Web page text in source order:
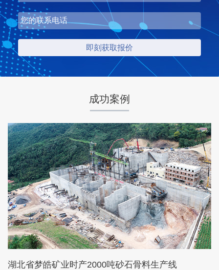
成功案例
湖北省中昇东浩荆门建材时产500-600吨机制砂项目
项目坐标
湖北省荆门市
设计产能
时产500-600吨
项目业主
中昇东浩荆门建材
生产原料
石灰石
咨询该项目执行经理
湖北省梦皓矿业时产2000吨砂石骨料生产线